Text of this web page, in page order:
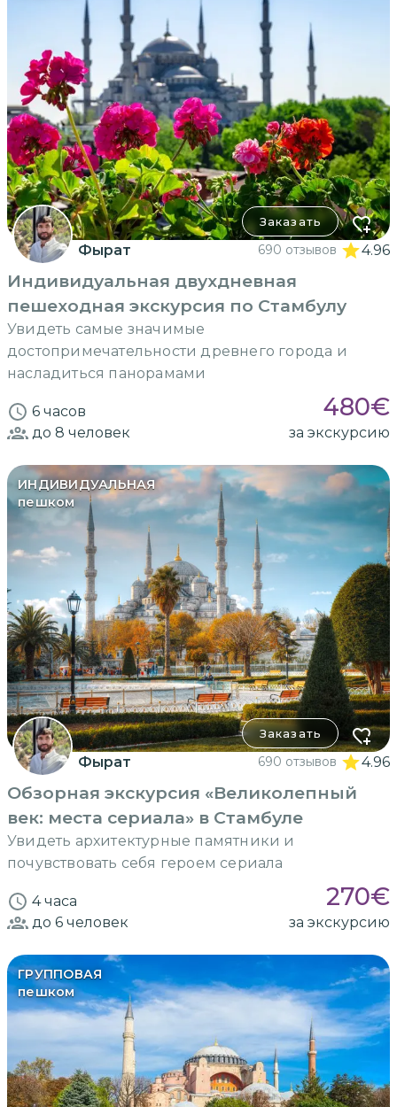
Заказать
Фырат 690 отзывов 4.96
Индивидуальная двухдневная
пешеходная экскурсия по Стамбулу
Увидеть самые значимые
достопримечательности древнего города и
насладиться панорамами
6 часов 480€
до 8 человек за экскурсию
ИНДИВИДУАЛЬНАЯ
пешком
Заказать
Фырат 690 отзывов 4.96
Обзорная экскурсия «Великолепный
век: места сериала» в Стамбуле
Увидеть архитектурные памятники и
почувствовать себя героем сериала
4 часа 270€
до 6 человек за экскурсию
ГРУППОВАЯ
пешком